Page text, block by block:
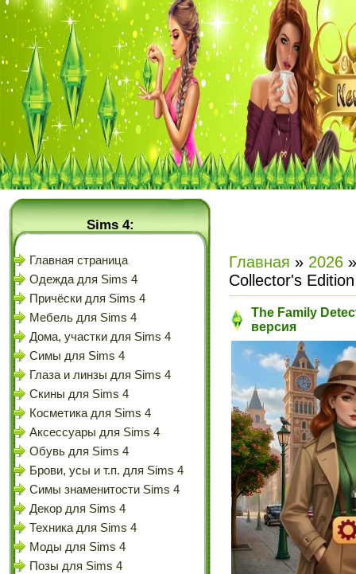
Sims 4:
Главная страница
Одежда для Sims 4
Причёски для Sims 4
Мебель для Sims 4
Дома, участки для Sims 4
Симы для Sims 4
Глаза и линзы для Sims 4
Скины для Sims 4
Косметика для Sims 4
Аксессуары для Sims 4
Обувь для Sims 4
Брови, усы и т.п. для Sims 4
Симы знаменитости Sims 4
Декор для Sims 4
Техника для Sims 4
Моды для Sims 4
Позы для Sims 4
Главная » 2026 »
Collector's
The Family
версия